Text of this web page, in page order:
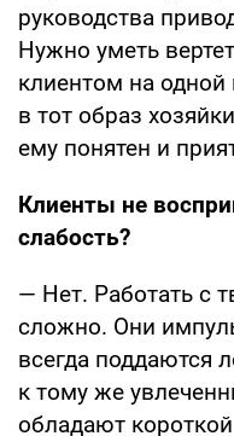
руководства
Нужно уметь
клиентом на
в тот образ
ему понятен и
Клиенты не
слабость?
— Нет. Работать с
сложно. Они
всегда поддаются
к тому же
обладают